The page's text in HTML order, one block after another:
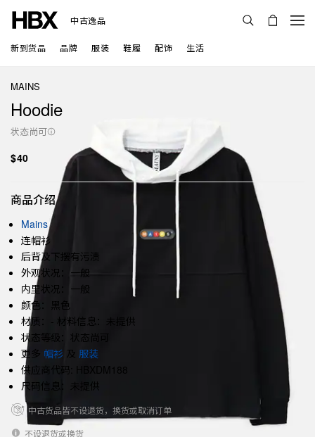
中古逸品
新到货品 品牌 服装 鞋履 配饰 生活
MAINS
Hoodie
状态尚可
$40
商品介绍
Mains
连帽衫
后背及下摆有污渍
外观状况：一般
内里状况：一般
颜色：黑色
材质：- 材料信息：未提供
状态等级：状态尚可
更多 帽衫 及 服装
供应商代码: HBXDM188
尺码信息：未提供
中古货品皆不设退货，换货或取消订单
不设退货或换货